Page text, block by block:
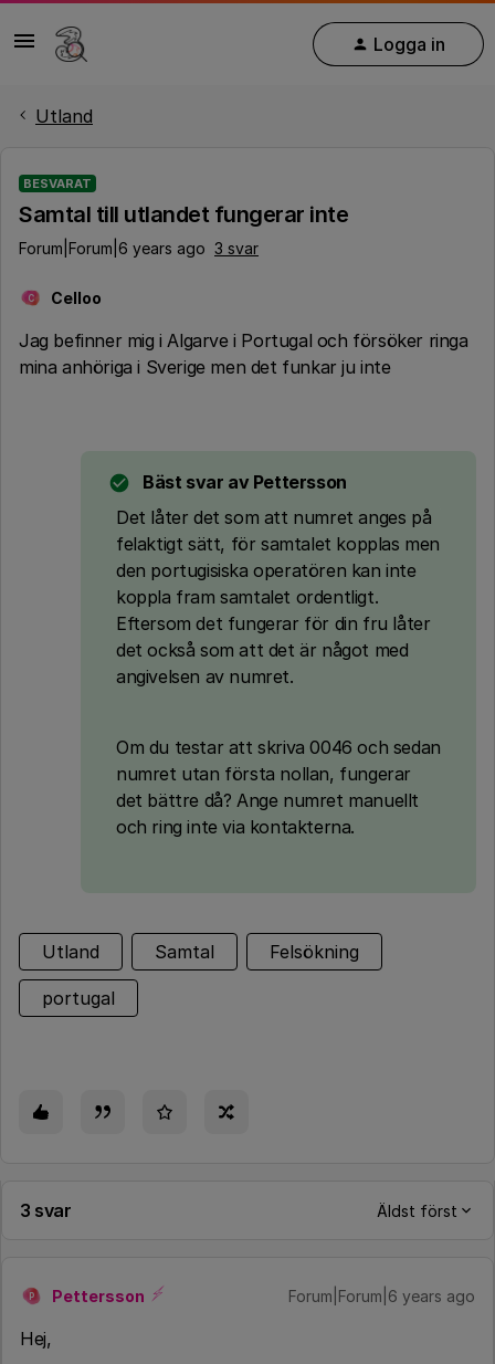
Logga in
Utland
BESVARAT
Samtal till utlandet fungerar inte
Forum|Forum|6 years ago 3 svar
C Celloo
Jag befinner mig i Algarve i Portugal och försöker ringa
mina anhöriga i Sverige men det funkar ju inte
Bäst svar av Pettersson
Det låter det som att numret anges på
felaktigt sätt, för samtalet kopplas men
den portugisiska operatören kan inte
koppla fram samtalet ordentligt.
Eftersom det fungerar för din fru låter
det också som att det är något med
angivelsen av numret.
Om du testar att skriva 0046 och sedan
numret utan första nollan, fungerar
det bättre då? Ange numret manuellt
och ring inte via kontakterna.
Utland Samtal Felsökning
portugal
3 svar Äldst först
P Pettersson Forum|Forum|6 years ago
Hej,